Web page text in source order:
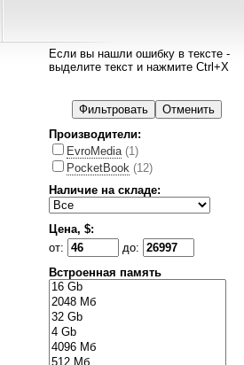
Если вы нашли ошибку в тексте -
выделите текст и нажмите Ctrl+X
Производители:
EvroMedia (1)
PocketBook (12)
Наличие на складе:
Цена, $:
от:
до:
Встроенная память